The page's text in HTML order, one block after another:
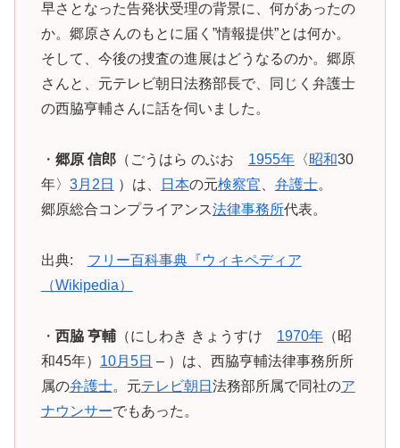
早さとなった告発状受理の背景に、何があったの
か。郷原さんのもとに届く”情報提供”とは何か。
そして、今後の捜査の進展はどうなるのか。郷原
さんと、元テレビ朝日法務部長で、同じく弁護士
の西脇亨輔さんに話を伺いました。
・ 郷原 信郎（ごうはら のぶお 1955年〈昭和30
年〉 3月2日 ）は、 日本の元検察官 弁護士。
郷原総合コンプライアンス法律事務所代表。
出典: フリー百科事典『ウィキペディア
（Wikipedia）
・ 西脇 亨輔（にしわき きょうすけ 1970年（昭
和45年） 10月5日 – ）は、西脇亨輔法律事務所所
属の弁護士。元テレビ朝日 法務部所属で同社のア
ナウンサーでもあった。